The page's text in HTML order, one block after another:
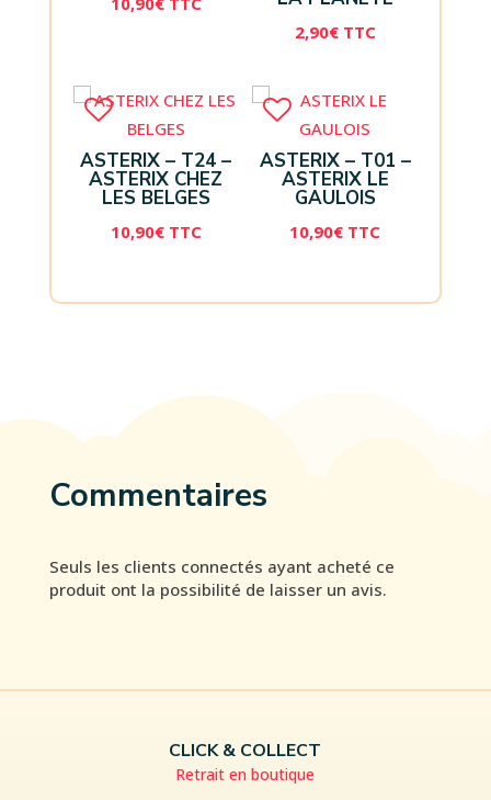
2,90€ TTC
ASTERIX – T24 –
ASTERIX CHEZ
LES BELGES
10,90€ TTC
ASTERIX – T01 –
ASTERIX LE
GAULOIS
10,90€ TTC
Commentaires
Seuls les clients connectés ayant acheté ce
produit ont la possibilité de laisser un avis.
CLICK & COLLECT
Retrait en boutique